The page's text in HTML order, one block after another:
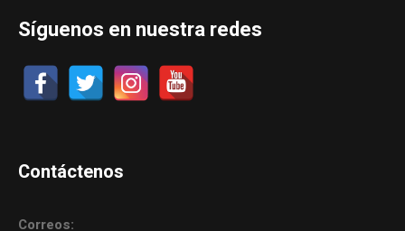
Síguenos en nuestra redes
Contáctenos
Correos: